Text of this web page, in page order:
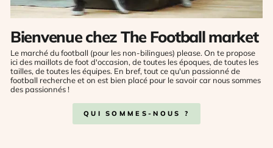
Bienvenue chez The Football market
Le marché du football (pour les non-bilingues) please. On te propose
ici des maillots de foot d'occasion, de toutes les époques, de toutes les
tailles, de toutes les équipes. En bref, tout ce qu'un passionné de
football recherche et on est bien placé pour le savoir car nous sommes
des passionnés !
QUI SOMMES-NOUS ?